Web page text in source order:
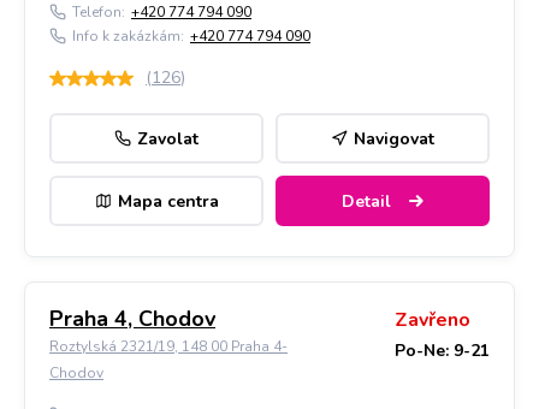
Telefon: +420 774 794 090
Info k zakázkám: +420 774 794 090
(126)
Zavolat Navigovat
Mapa centra Detail
Praha 4, Chodov
Roztylská 2321/19, 148 00 Praha 4-
Chodov
Zavřeno
Po-Ne: 9-21